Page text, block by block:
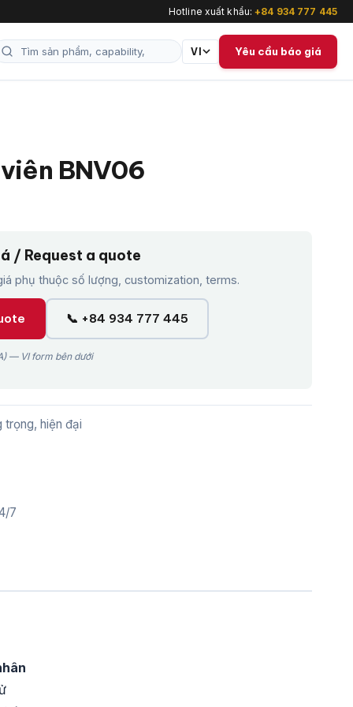
Hotline xuất khẩu:+84 934 777 445
VI Yêu cầu báo giá
BNV06
/ Request a quote
phụ thuộc số lượng, customization, terms.
📞 +84 934 777 445
— VI form bên dưới
trọng, hiện đại
7